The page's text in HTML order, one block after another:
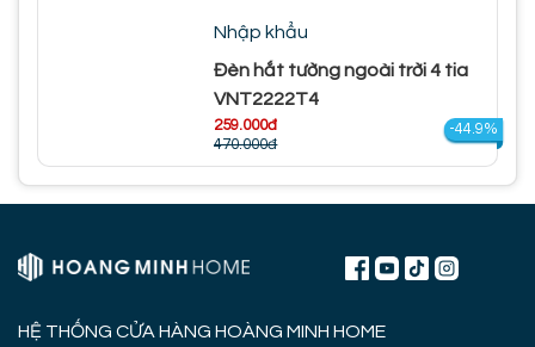
Nhập khẩu
Đèn hắt tường ngoài trời 4 tia
VNT2222T4
259.000đ
470.000đ
-44.9%
HỆ THỐNG CỬA HÀNG HOÀNG MINH HOME